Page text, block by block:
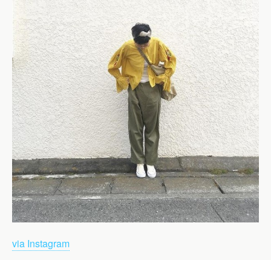
via Instagram